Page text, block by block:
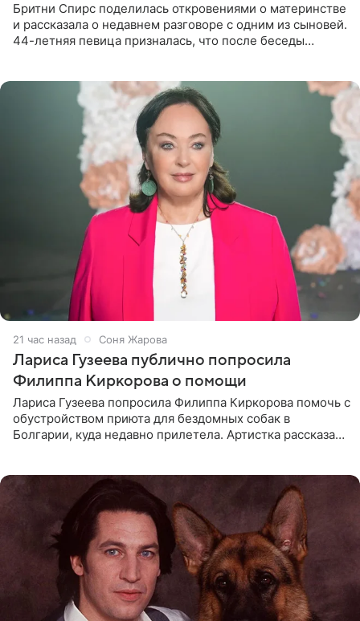
Бритни Спирс поделилась откровениями о материнстве
и рассказала о недавнем разговоре с одним из сыновей.
44-летняя певица призналась, что после беседы
21 час назад Соня Жарова
Лариса Гузеева публично попросила
Филиппа Киркорова о помощи
Лариса Гузеева попросила Филиппа Киркорова помочь с
обустройством приюта для бездомных собак в
Болгарии, куда недавно прилетела. Артистка рассказала